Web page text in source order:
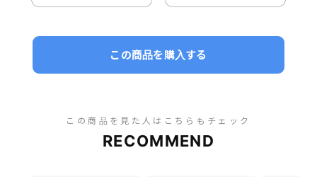
この商品を購入する
この商品を見た人はこちらもチェック
RECOMMEND